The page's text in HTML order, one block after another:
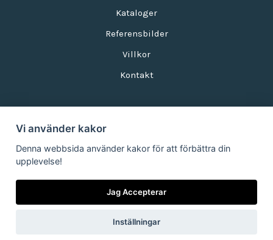
Kataloger
Referensbilder
Villkor
Kontakt
Vi använder kakor
Denna webbsida använder kakor för att förbättra din
upplevelse!
Jag Accepterar
Inställningar